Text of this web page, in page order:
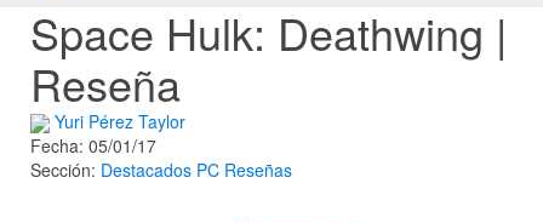
Space Hulk: Deathwing |
Reseña
Yuri Pérez Taylor
Fecha: 05/01/17
Sección: Destacados PC Reseñas